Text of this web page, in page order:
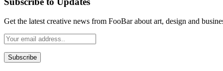
Get the latest creative news from FooBar about art, design and